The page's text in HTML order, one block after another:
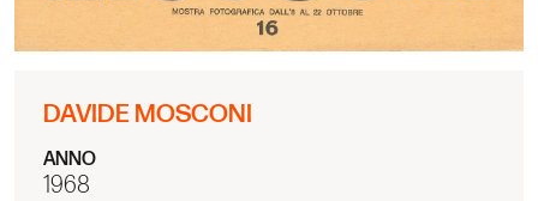
DAVIDE MOSCONI
ANNO
1968